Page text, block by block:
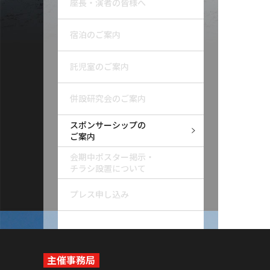
座長・演者の皆様へ
宿泊のご案内
託児室のご案内
併設研究会のご案内
スポンサーシップの
ご案内
会期中ポスター掲示・
チラシ設置について
プレス申し込み
主催事務局